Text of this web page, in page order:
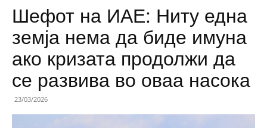
Шефот на ИАЕ: Ниту една
земја нема да биде имуна
ако кризата продолжи да
се развива во оваа насока
23/03/2026